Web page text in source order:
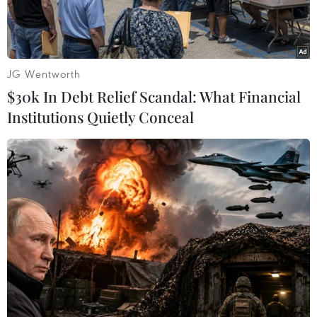
Thái Lan dự kiến sẽ xuất khẩu 2,16-2,88 triệu con lợn trong năm
2020. (Nguồn: Getty Images)
Vụ Nội thương (DIT) thuộc Bộ Thương mại Thái
Lan đã đề nghị Hiệp hội Các nhà chăn nuôi lợn
JG Wentworth
$30k In Debt Relief Scandal: What Financial
Institutions Quietly Conceal